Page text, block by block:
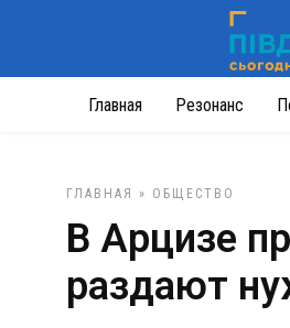
Главная Резонанс
ГЛАВНАЯ » ОБЩЕСТВО
В Арцизе
раздают